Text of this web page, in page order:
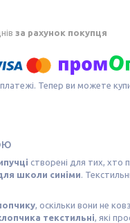
за рахунок покупця
платежі. Тепер ви можете
створені для тих, хто
школи синіми .
, оскільки вони не
текстильні , які